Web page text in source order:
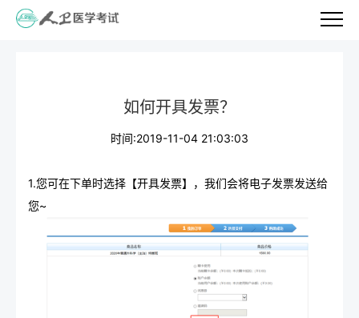
如何开具发票？
时间:2019-11-04 21:03:03
1.您可在下单时选择【开具发票】，我们会将电子发票发送给
您~